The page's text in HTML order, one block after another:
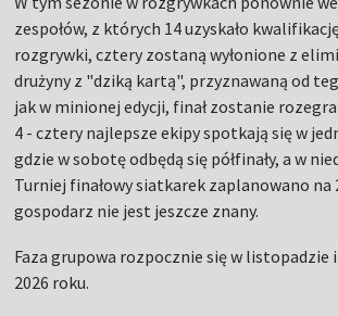
zespołów, z których 14 uzyskało
rozgrywki, cztery zostaną wyłonione z
drużyny z "dziką kartą", przyznawaną od
jak w minionej edycji, finał zostanie
4 - cztery najlepsze ekipy spotkają się w
gdzie w sobotę odbędą się półfinały, a w
Turniej finałowy siatkarek zaplanowano na
gospodarz nie jest jeszcze znany.
Faza grupowa rozpocznie się w
2026 roku.